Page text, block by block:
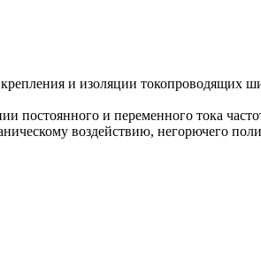
и изоляции токопроводящих
постоянного и переменного тока
воздействию, негорючего